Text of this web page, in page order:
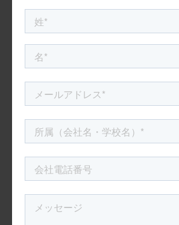
参考記事
Fast Company & Inc:How Japanese
Sparked The American Ramen
Serious Eats
ramen!ramen!ramen!